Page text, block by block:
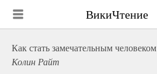
ВикиЧтение
Как стать замечательным человеком
Колин Райт